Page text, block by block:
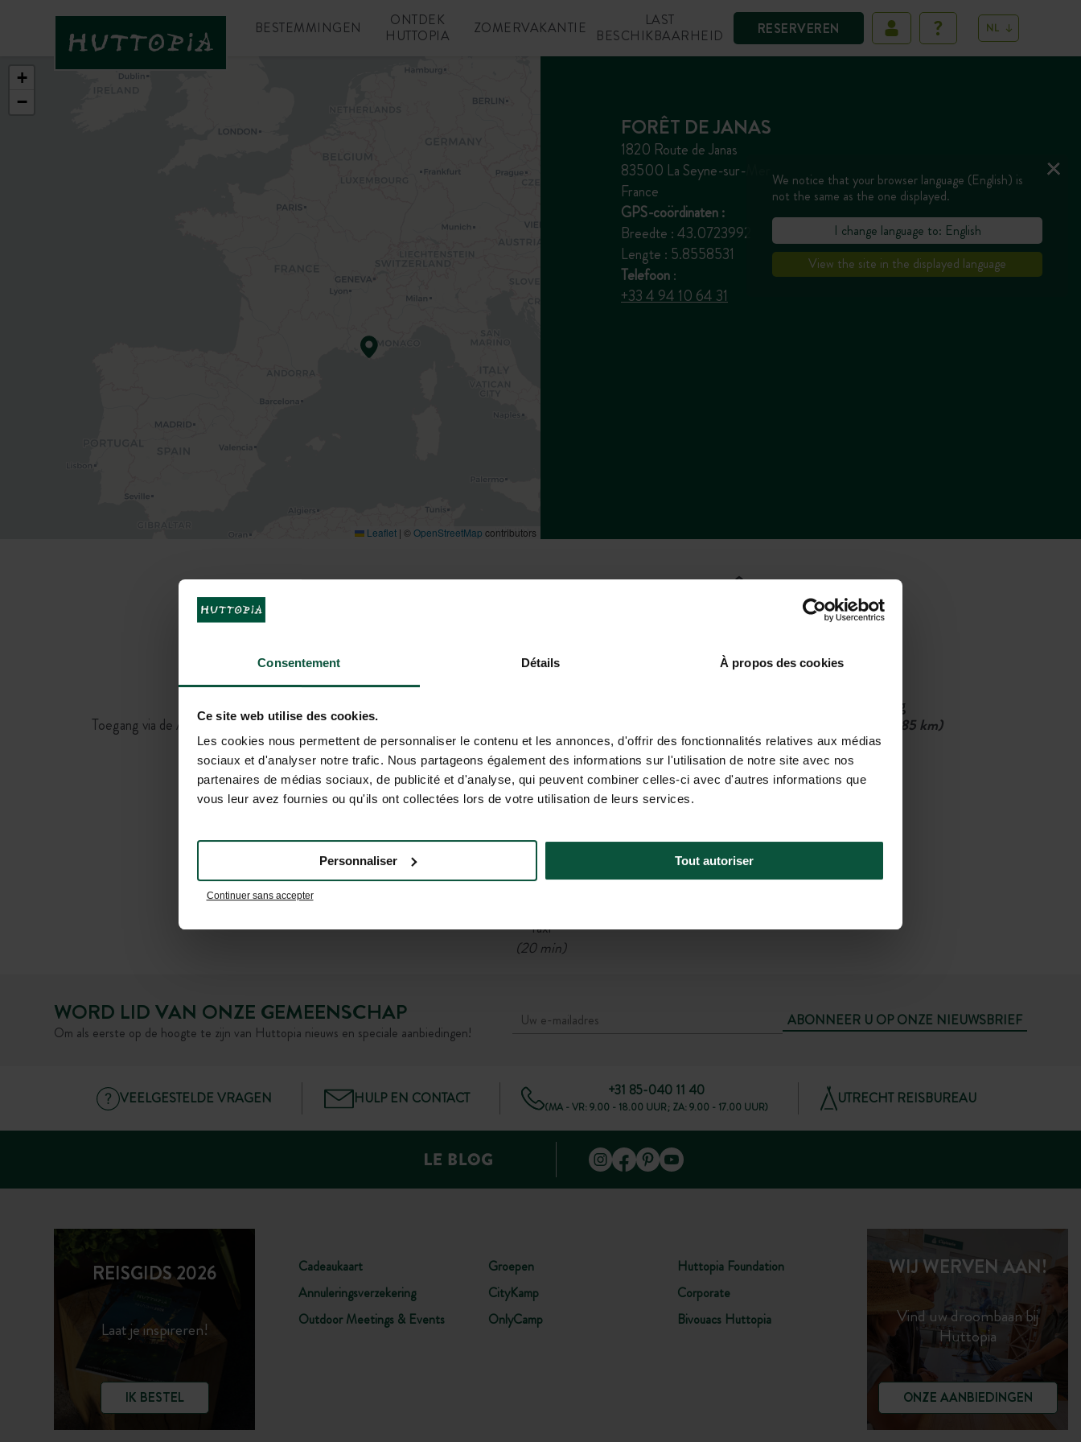
Consentement Détails À propos des cookies
Ce site web utilise des cookies.
Les cookies nous permettent de personnaliser le contenu et les annonces, d'offrir des fonctionnalités relatives aux médias
sociaux et d'analyser notre trafic. Nous partageons également des informations sur l'utilisation de notre site avec nos
partenaires de médias sociaux, de publicité et d'analyse, qui peuvent combiner celles-ci avec d'autres informations que
vous leur avez fournies ou qu'ils ont collectées lors de votre utilisation de leurs services.
Continuer sans accepter
Personnaliser Tout autoriser
RESERVEREN
BESTEMMINGEN
ONTDEK
HUTTOPIA
ZOMERVAKANTIE
LAST
BESCHIKBAARHEID
NL
+
−
Leaflet | ©OpenStreetMap contributors
FORÊT DE JANAS
1820 Route de Janas
83500 La Seyne-sur-Mer
France
GPS-coördinaten :
Breedte : 43.0723992
Lengte : 5.8558531
Telefoon:
+33 4 94 10 64 31
HOE BEREIKT U DE CAMPING HUTTOPIA FORÊT DE JANAS?
Toegang via de A50 afslag 13, dan D26 en D559
Vervolgens
Réseau Mistral, bus B1:
Vertrek aan halte La Seyne → Aankomst aan halte
Le Mai
OF
(50 min)
Taxi
(20 min)
Met het vliegtuig
(85 km)
Vervolgens
Auto of taxi
(1u25)
We notice that your browser language (English) is
not the same as the one displayed.
I change language to: English
View the site in the displayed language
WORD LID VAN ONZE GEMEENSCHAP
Om als eerste op de hoogte te zijn van Huttopia nieuws en speciale aanbiedingen!
ABONNEER U OP ONZE NIEUWSBRIEF
VEELGESTELDE VRAGEN HULP EN CONTACT +31 85-040 11 40
(MA - VR: 9.00 - 18.00 UUR; ZA: 9.00 - 17.00 UUR) UTRECHT REISBUREAU
REISGIDS 2026
Laat je inspireren!
IK BESTEL
Cadeaukaart
Annuleringsverzekering
Outdoor Meetings & Events
Groepen
CityKamp
OnlyCamp
Huttopia Foundation
Corporate
Bivouacs Huttopia
WIJ WERVEN AAN!
Vind uw droombaan bij
Huttopia
ONZE AANBIEDINGEN